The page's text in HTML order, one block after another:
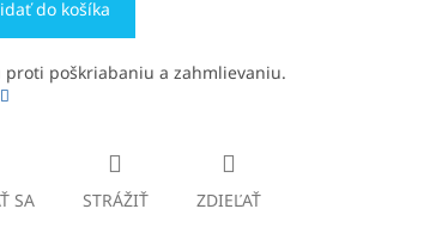
do košíka
proti poškriabaniu a zahmlievaniu.
SA STRÁŽIŤ ZDIEĽAŤ